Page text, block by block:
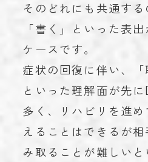
そのどれにも共通する
「書く」といった表
ケースです。
症状の回復に伴い、「
といった理解面が先
多く、リハビリを進
えることはできるが
み取ることが難しい